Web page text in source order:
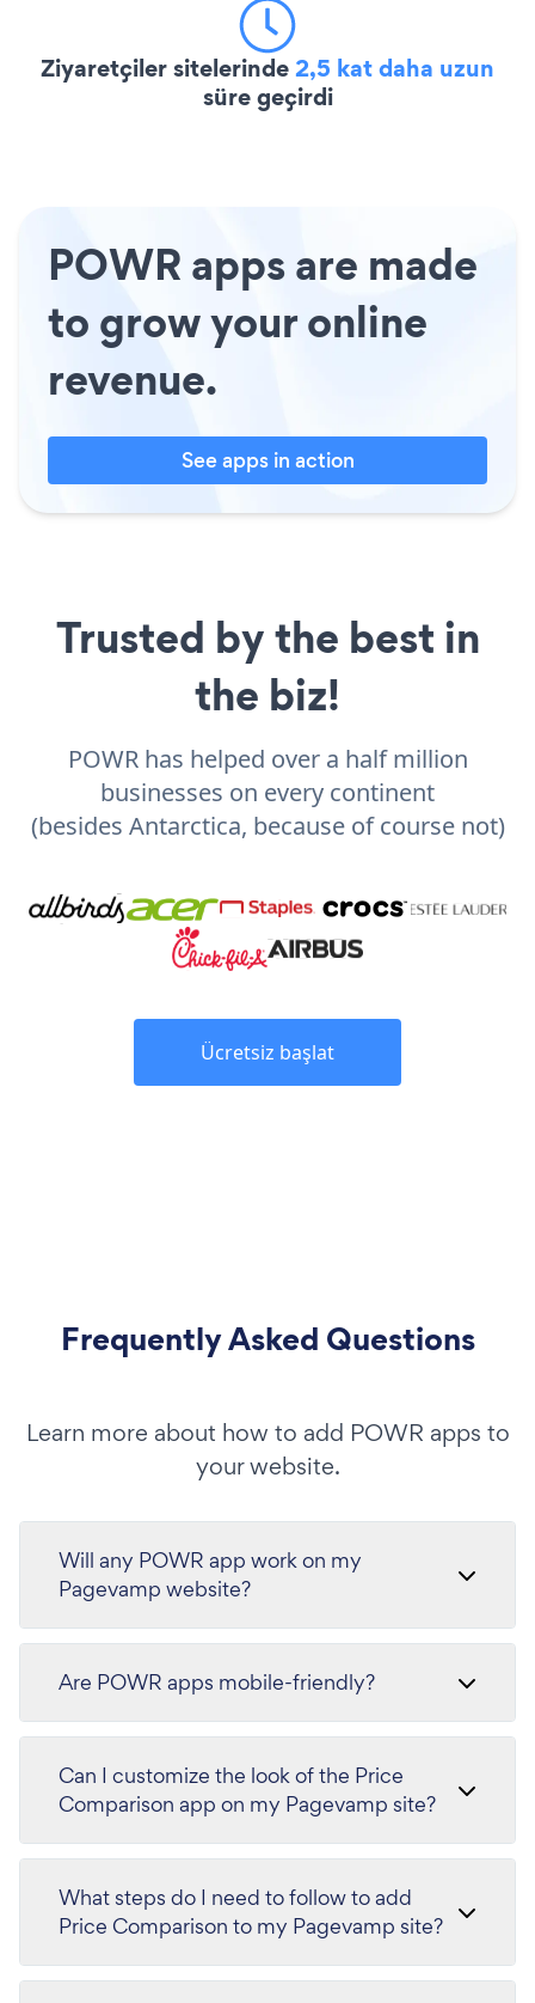
Ziyaretçiler sitelerinde2,5 kat daha uzun
süre geçirdi
POWR apps are made
to grow your online
revenue.
See apps in action
Trusted by the best in
the biz!
POWR has helped over a half million
businesses on every continent
(besides Antarctica, because of course not)
Ücretsiz başlat
Frequently Asked Questions
Learn more about how to add POWR apps to
your website.
Will any POWR app work on my
Pagevamp website?
Are POWR apps mobile-friendly?
Can I customize the look of the Price
Comparison app on my Pagevamp site?
What steps do I need to follow to add
Price Comparison to my Pagevamp site?